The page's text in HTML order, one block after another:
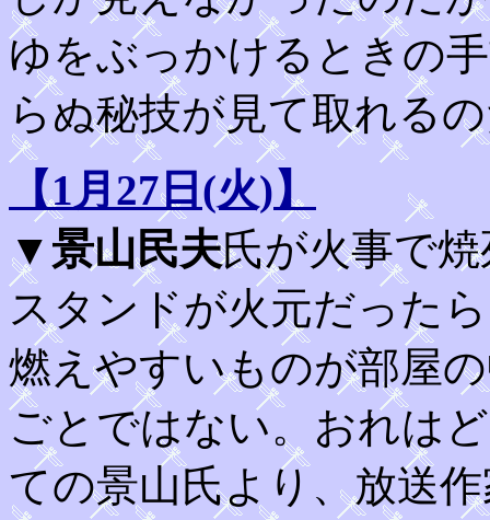
ゆをぶっかけるときの
らぬ秘技が見て取れる
【1月27日(火)】
▼ 景山民夫氏が火事で
スタンドが火元だった
燃えやすいものが部屋
ごとではない。おれは
ての景山氏より、放送